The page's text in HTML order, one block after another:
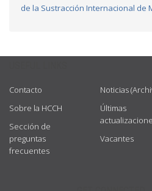
de la Sustracción Internacional de
Contacto
Sobre la HCCH
Sección de
preguntas
frecuentes
Noticias
Últimas
Vacantes